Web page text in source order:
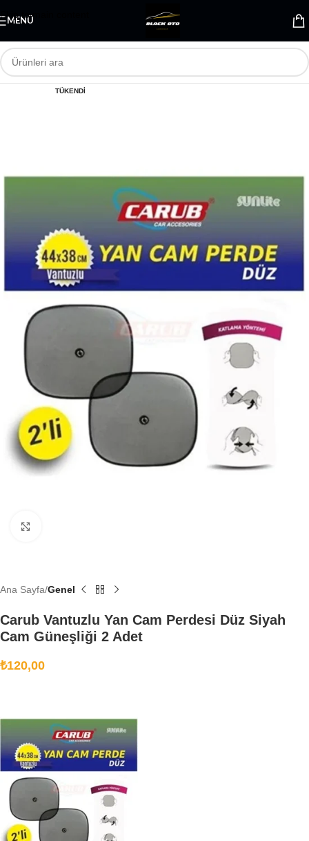
Skip to main content
MENÜ
TÜKENDI
Ana Sayfa Genel
Carub Vantuzlu Yan Cam Perdesi Düz Siyah
Cam Güneşliği 2 Adet
₺120,00